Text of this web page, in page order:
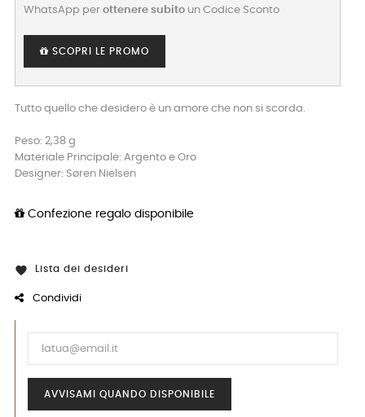
WhatsApp per ottenere subito un Codice Sconto
SCOPRI LE PROMO
Tutto quello che desidero è un amore che non si scorda.
Peso: 2,38 g
Materiale Principale: Argento e Oro
Designer: Søren Nielsen
Confezione regalo disponibile
 Lista dei desideri
Condividi
AVVISAMI QUANDO DISPONIBILE